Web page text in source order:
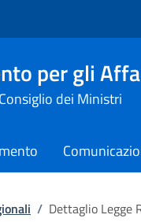
per gli
dei Ministri
/ Dettaglio Legge